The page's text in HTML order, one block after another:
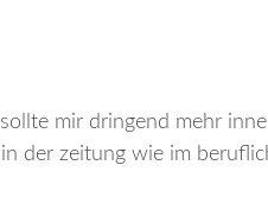
mir dringend mehr
der zeitung wie im